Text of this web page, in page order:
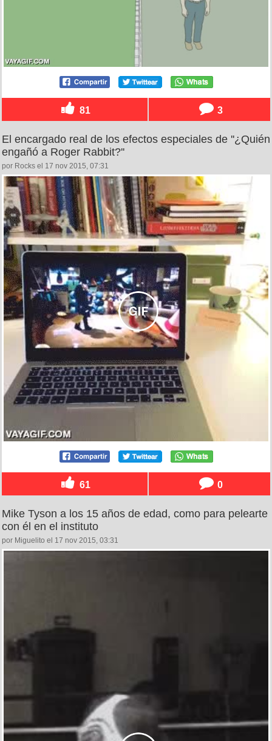
81 3
El encargado real de los efectos especiales de ''¿Quién
engañó a Roger Rabbit?''
por Rocks el 17 nov 2015, 07:31
61 0
Mike Tyson a los 15 años de edad, como para pelearte
con él en el instituto
por Miguelito el 17 nov 2015, 03:31